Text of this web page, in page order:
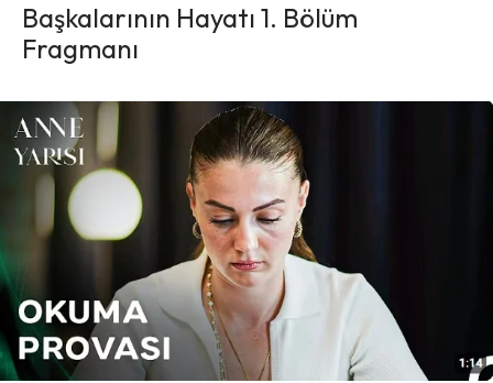
Başkalarının Hayatı 1. Bölüm
Fragmanı